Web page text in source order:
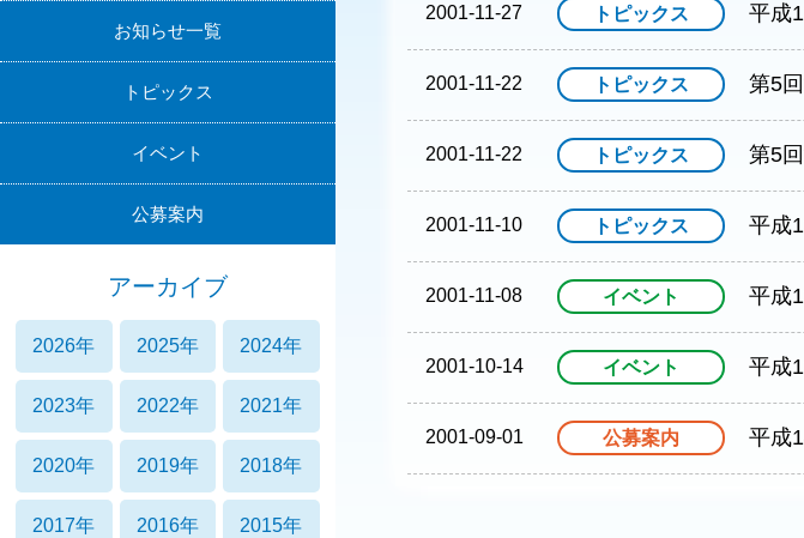
会員について
定款
規則
寄附
所在地・アクセス
2001-11-27 トピックス 平成
2001-11-22 トピックス 第5
2001-11-22 トピックス 第5
2001-11-10 トピックス 平成
2001-11-08 イベント 平成
2001-10-14 イベント 平成
2001-09-01 公募案内 平成
お知らせ一覧
トピックス
イベント
公募案内
アーカイブ
2026年 2025年 2024年
2023年 2022年 2021年
2020年 2019年 2018年
2017年 2016年 2015年